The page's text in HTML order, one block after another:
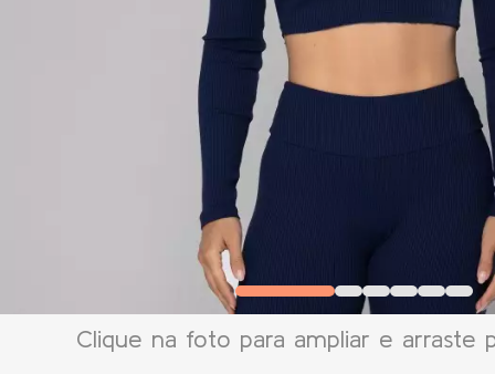
Clique na foto para ampliar e arraste